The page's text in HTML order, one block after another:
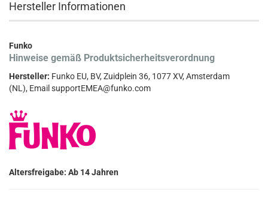
Hersteller Informationen
Funko
Hinweise gemäß Produktsicherheitsverordnung
Hersteller: Funko EU, BV, Zuidplein 36, 1077 XV, Amsterdam
(NL), Email supportEMEA@funko.com
Altersfreigabe: Ab 14 Jahren